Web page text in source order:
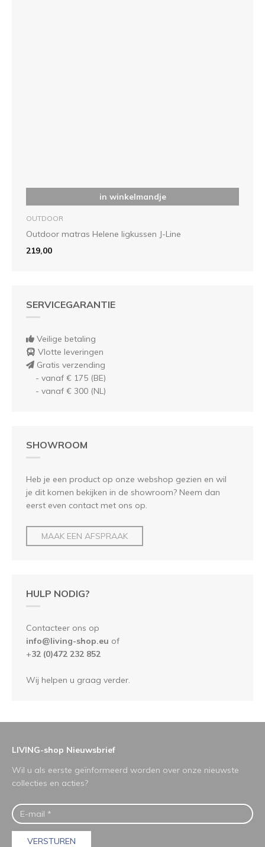
in winkelmandje
OUTDOOR
Outdoor matras Helene ligkussen J-Line
219,00
SERVICEGARANTIE
Veilige betaling
Vlotte leveringen
Gratis verzending
- vanaf € 175 (BE)
- vanaf € 300 (NL)
SHOWROOM
Heb je een product op onze webshop gezien en wil
je dit komen bekijken in de showroom? Neem dan
eerst even contact met ons op.
MAAK EEN AFSPRAAK
HULP NODIG?
Contacteer ons op
info@living-shop.eu of
+32 (0)472 232 852
Wij helpen u graag verder.
LIVING-shop Nieuwsbrief
Wil u als eerste geïnformeerd worden over onze nieuwste
collecties en acties?
VERSTUREN